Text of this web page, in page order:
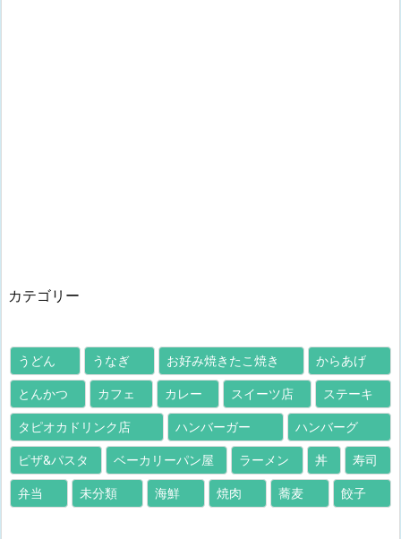
カテゴリー
うどん うなぎ お好み焼きたこ焼き からあげ
とんかつ カフェ カレー スイーツ店 ステーキ
タピオカドリンク店 ハンバーガー ハンバーグ
ピザ&パスタ ベーカリーパン屋 ラーメン 丼 寿司
弁当 未分類 海鮮 焼肉 蕎麦 餃子